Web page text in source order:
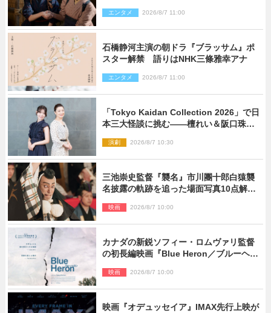
エンタメ 2026/8/7 11:00
石橋静河主演の朝ドラ『ブラッサム』ポ
スター解禁 語りはNHK三條雅幸アナ
エンタメ 2026/8/7 11:00
「Tokyo Kaidan Collection 2026」で日
本三大怪談に挑む――檀れい＆阪口珠美
演劇 2026/8/7 10:30
三池崇史監督『襲名』市川團十郎白猿襲
名披露の軌跡を追った場面写真10点解
映画 2026/8/7 10:00
カナダの新鋭ソフィー・ロムヴァリ監督
の初長編映画『Blue Heron／ブルーヘロ
映画 2026/8/7 10:00
映画『オデュッセイア』IMAX先行上映が